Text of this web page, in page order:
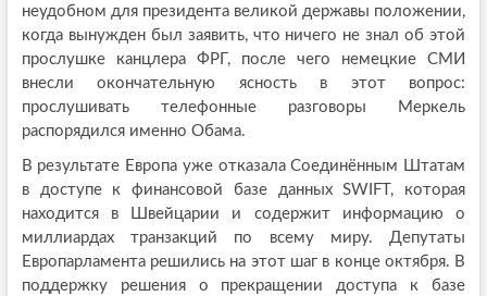
неудобном для президента великой державы положении,
когда вынужден был заявить, что ничего не знал об этой
прослушке канцлера ФРГ, после чего немецкие СМИ
внесли окончательную ясность в этот вопрос:
прослушивать телефонные разговоры Меркель
распорядился именно Обама.
В результате Европа уже отказала Соединённым Штатам
в доступе к финансовой базе данных SWIFT, которая
находится в Швейцарии и содержит информацию о
миллиардах транзакций по всему миру. Депутаты
Европарламента решились на этот шаг в конце октября. В
поддержку решения о прекращении доступа к базе